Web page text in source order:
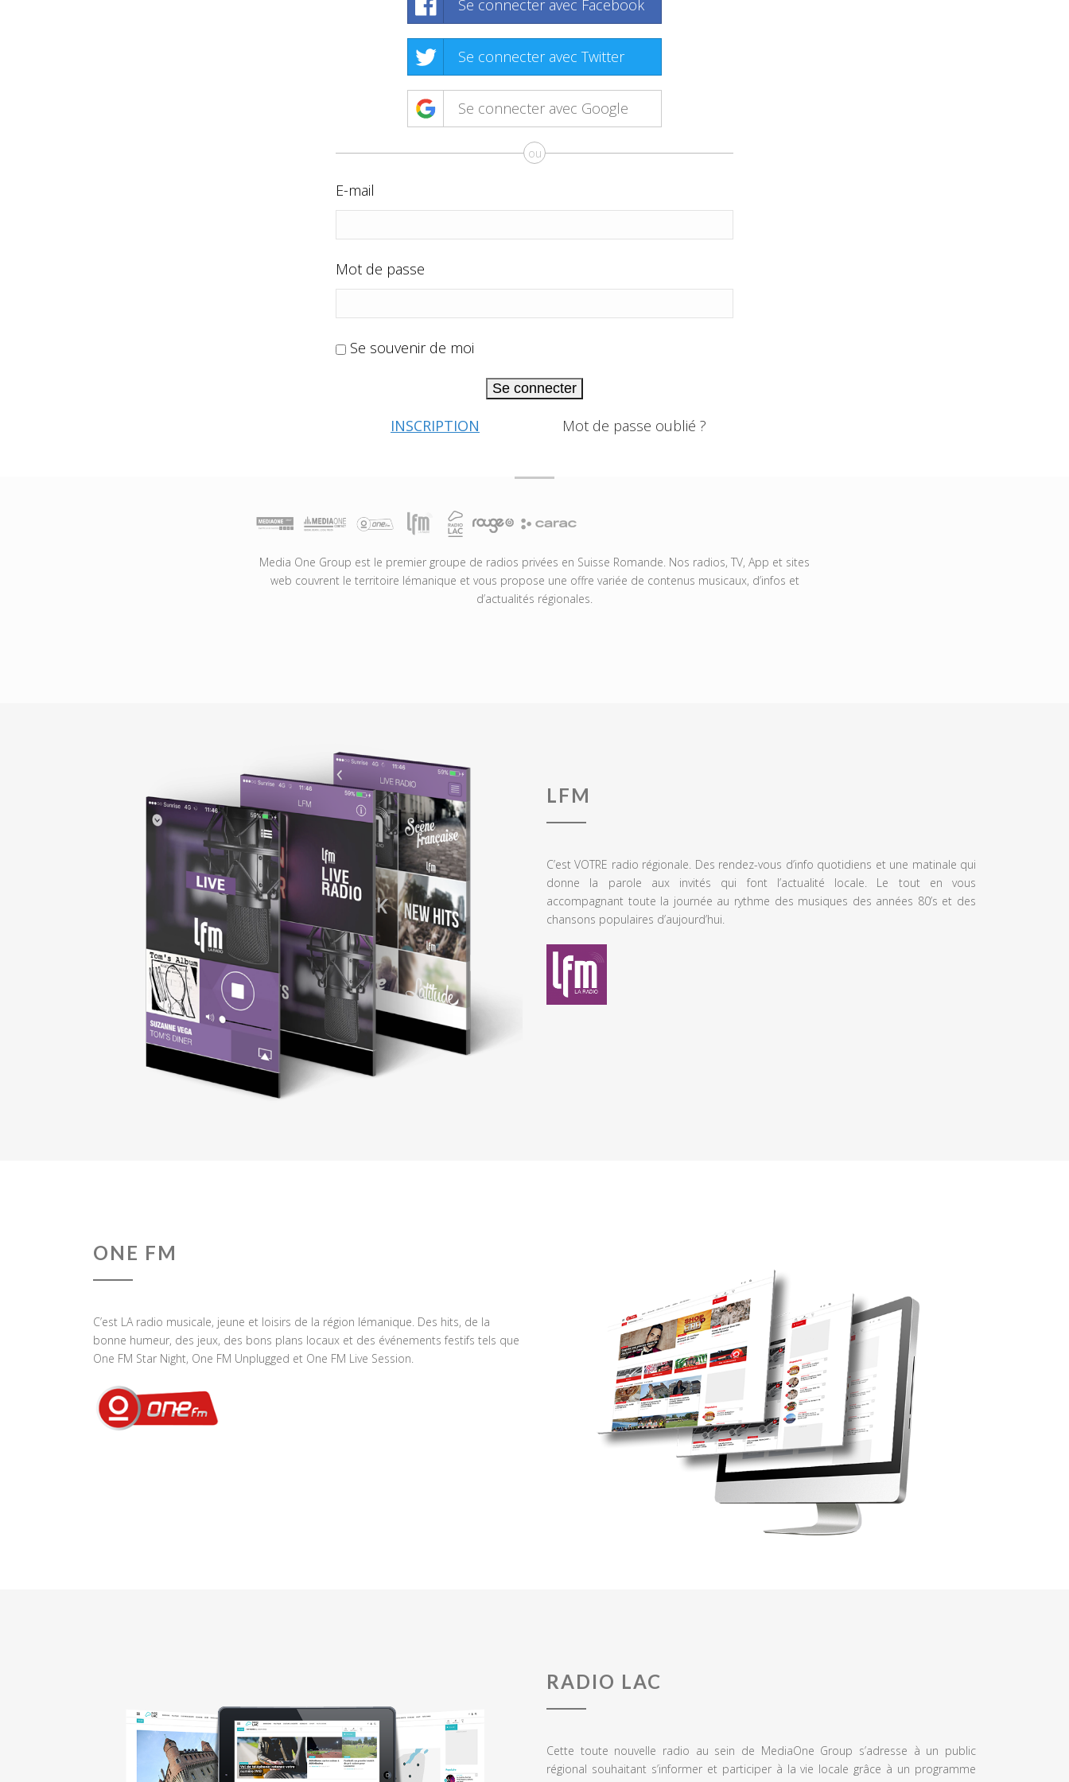
Se connecter avec Facebook
Se connecter avec Twitter
Se connecter avec Google
ou
E-mail
Mot de passe
Se souvenir de moi
Se connecter
INSCRIPTION Mot de passe oublié ?
Media One Group est le premier groupe de radios privées en Suisse Romande. Nos radios, TV, App et sites
web couvrent le territoire lémanique et vous propose une offre variée de contenus musicaux, d’infos et
d’actualités régionales.
LFM
C’est VOTRE radio régionale. Des rendez-vous d’info quotidiens et une matinale qui
donne la parole aux invités qui font l’actualité locale. Le tout en vous
accompagnant toute la journée au rythme des musiques des années 80’s et des
chansons populaires d’aujourd’hui.
ONE FM
C’est LA radio musicale, jeune et loisirs de la région lémanique. Des hits, de la
bonne humeur, des jeux, des bons plans locaux et des événements festifs tels que
One FM Star Night, One FM Unplugged et One FM Live Session.
RADIO LAC
Cette toute nouvelle radio au sein de MediaOne Group s’adresse à un public
régional souhaitant s’informer et participer à la vie locale grâce à un programme